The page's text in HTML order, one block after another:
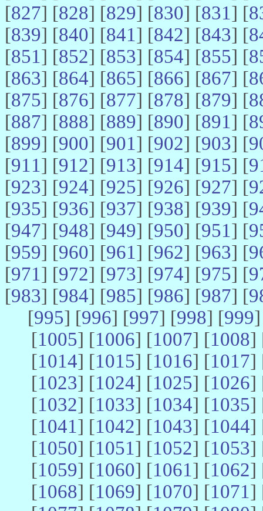
[827] [828] [829] [830] [831] [
[839] [840] [841] [842] [843] [
[851] [852] [853] [854] [855] [
[863] [864] [865] [866] [867] [
[875] [876] [877] [878] [879] [
[887] [888] [889] [890] [891] [
[899] [900] [901] [902] [903] [
[911] [912] [913] [914] [915] [
[923] [924] [925] [926] [927] [
[935] [936] [937] [938] [939] [
[947] [948] [949] [950] [951] [
[959] [960] [961] [962] [963] [
[971] [972] [973] [974] [975] [
[983] [984] [985] [986] [987] [
[995] [996] [997] [998] [999
[1005] [1006] [1007] [1008]
[1014] [1015] [1016] [1017]
[1023] [1024] [1025] [1026]
[1032] [1033] [1034] [1035]
[1041] [1042] [1043] [1044]
[1050] [1051] [1052] [1053]
[1059] [1060] [1061] [1062]
[1068] [1069] [1070] [1071]